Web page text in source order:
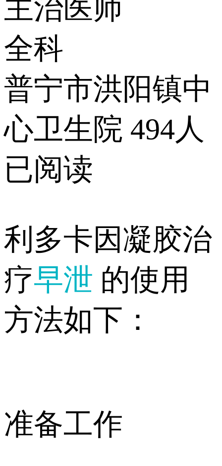
主治医师
全科
普宁市洪阳镇中
心卫生院 494人
已阅读
利多卡因凝胶治
疗早泄 的使用
方法如下：
准备工作